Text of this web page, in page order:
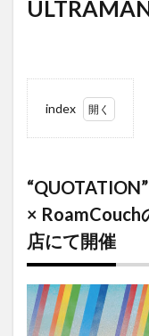
index
1
ウルトラマン
× RoamCouch
のイベントが
代官山 蔦屋書
店にて開催
× RoamCouch
店にて開催